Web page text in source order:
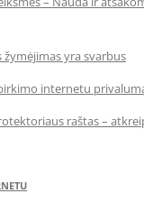
žymėjimas yra svarbus
internetu
raštas –